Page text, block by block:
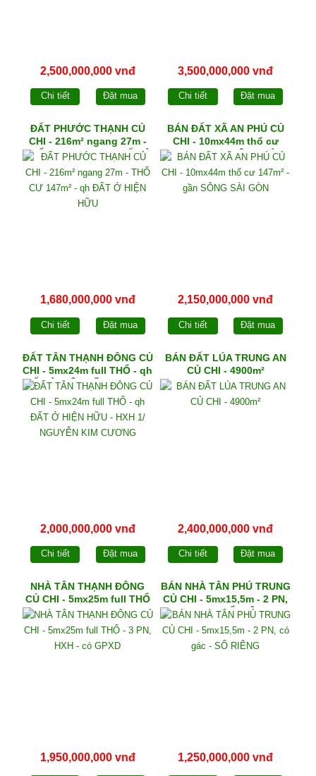
2,500,000,000 vnđ
Chi tiết Đặt mua
3,500,000,000 vnđ
Chi tiết Đặt mua
ĐẤT PHƯỚC THẠNH CỦ
CHI - 216m² ngang 27m -
THỔ CƯ 147m² - qh ĐẤT Ở
HIỆN HỮU
1,680,000,000 vnđ
Chi tiết Đặt mua
BÁN ĐẤT XÃ AN PHÚ CỦ
CHI - 10mx44m thổ cư
147m² - gần SÔNG SÀI
GÒN
2,150,000,000 vnđ
Chi tiết Đặt mua
ĐẤT TÂN THẠNH ĐÔNG CỦ
CHI - 5mx24m full THỔ - qh
ĐẤT Ở HIỆN HỮU - HXH 1/
NGUYỄN KIM CƯƠNG
2,000,000,000 vnđ
Chi tiết Đặt mua
BÁN ĐẤT LÚA TRUNG AN
CỦ CHI - 4900m²
2,400,000,000 vnđ
Chi tiết Đặt mua
NHÀ TÂN THẠNH ĐÔNG
CỦ CHI - 5mx25m full THỔ
- 3 PN, HXH - có GPXD
1,950,000,000 vnđ
BÁN NHÀ TÂN PHÚ TRUNG
CỦ CHI - 5mx15,5m - 2 PN,
có gác - SỔ RIÊNG
1,250,000,000 vnđ